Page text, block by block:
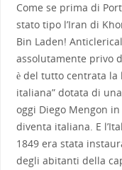
Come se prima di
stato tipo l’Iran di
Bin Laden!
assolutamente privo
è del tutto centrata la
italiana” dotata di
oggi Diego Mengon
diventa italiana. E
1849 era stata
degli abitanti della